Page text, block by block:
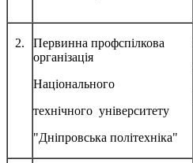
2.
Первинна профспілкова
організація
Національного
технічного університету
"Дніпровська політехніка"